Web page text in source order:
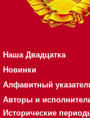
Наша Двадцатка
Новинки
Алфавитный
Авторы и
Исторические